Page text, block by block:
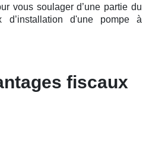
vous soulager d’une partie du
d’installation d'une pompe à
fiscaux